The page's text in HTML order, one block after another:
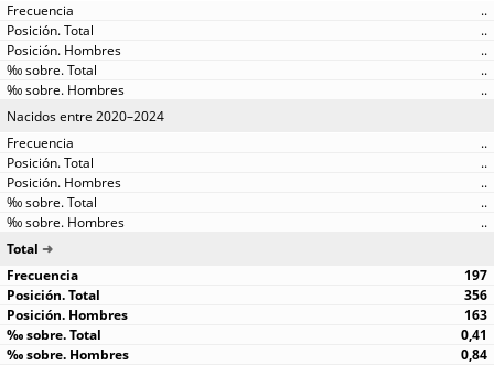
..
..
..
..
..
Nacidos entre 2020–2024
..
..
..
..
..
Total
197
356
163
0,41
0,84